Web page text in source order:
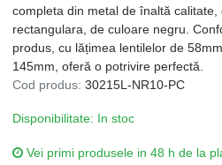
completa din metal de înaltă
rectangulara, de culoare negru.
produs, cu lățimea lentilelor de
145mm, oferă o potrivire perfectă.
Cod produs: 30215L-NR10-PC
Disponibilitate: In stoc
Vei primi produsele in 48 h de la